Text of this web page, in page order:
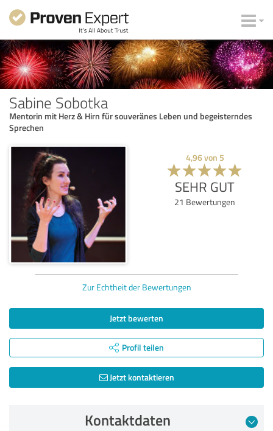
Sabine Sobotka
Mentorin mit Herz & Hirn für souveränes Leben und begeisterndes
Sprechen
4,96von 5
SEHR GUT
21 Bewertungen
Zur Echtheit der Bewertungen
Jetzt bewerten
Profil teilen
Jetzt kontaktieren
Kontaktdaten